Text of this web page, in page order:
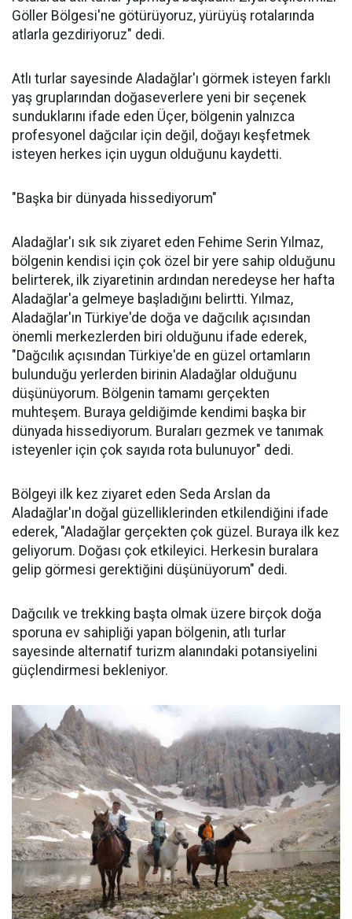
Göller Bölgesi'ne götürüyoruz, yürüyüş rotalarında
atlarla gezdiriyoruz" dedi.
Atlı turlar sayesinde Aladağlar'ı görmek isteyen farklı
yaş gruplarından doğaseverlere yeni bir seçenek
sunduklarını ifade eden Üçer, bölgenin yalnızca
profesyonel dağcılar için değil, doğayı keşfetmek
isteyen herkes için uygun olduğunu kaydetti.
"Başka bir dünyada hissediyorum"
Aladağlar'ı sık sık ziyaret eden Fehime Serin Yılmaz,
bölgenin kendisi için çok özel bir yere sahip olduğunu
belirterek, ilk ziyaretinin ardından neredeyse her hafta
Aladağlar'a gelmeye başladığını belirtti. Yılmaz,
Aladağlar'ın Türkiye'de doğa ve dağcılık açısından
önemli merkezlerden biri olduğunu ifade ederek,
"Dağcılık açısından Türkiye'de en güzel ortamların
bulunduğu yerlerden birinin Aladağlar olduğunu
düşünüyorum. Bölgenin tamamı gerçekten
muhteşem. Buraya geldiğimde kendimi başka bir
dünyada hissediyorum. Buraları gezmek ve tanımak
isteyenler için çok sayıda rota bulunuyor" dedi.
Bölgeyi ilk kez ziyaret eden Seda Arslan da
Aladağlar'ın doğal güzelliklerinden etkilendiğini ifade
ederek, "Aladağlar gerçekten çok güzel. Buraya ilk kez
geliyorum. Doğası çok etkileyici. Herkesin buralara
gelip görmesi gerektiğini düşünüyorum" dedi.
Dağcılık ve trekking başta olmak üzere birçok doğa
sporuna ev sahipliği yapan bölgenin, atlı turlar
sayesinde alternatif turizm alanındaki potansiyelini
güçlendirmesi bekleniyor.